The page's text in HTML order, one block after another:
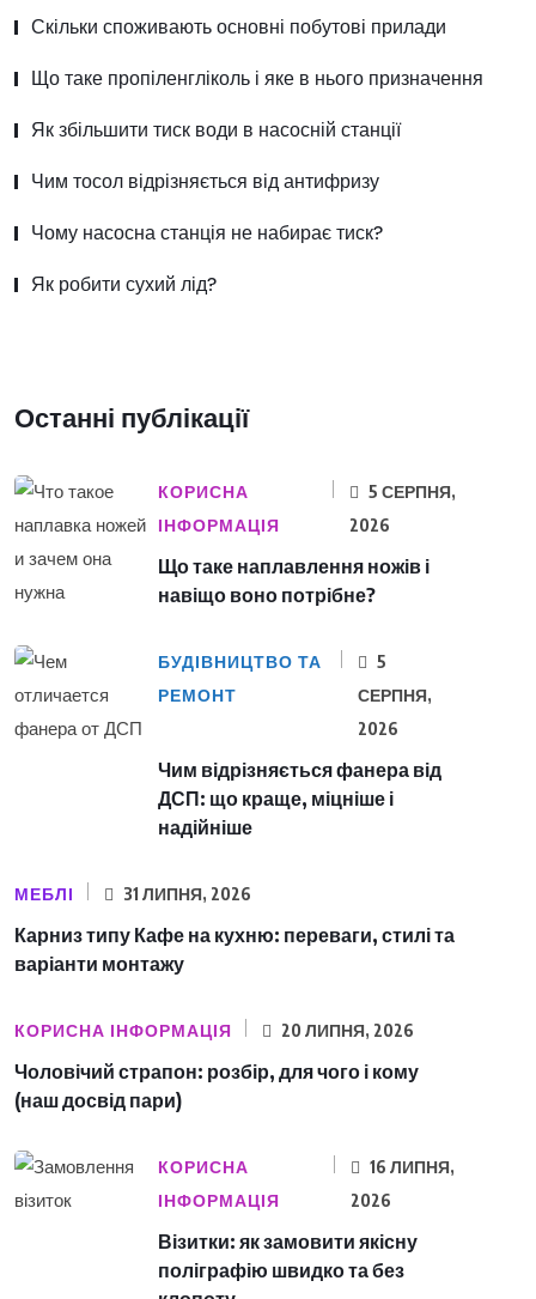
Скільки споживають основні побутові прилади
Що таке пропіленгліколь і яке в нього призначення
Як збільшити тиск води в насосній станції
Чим тосол відрізняється від антифризу
Чому насосна станція не набирає тиск?
Як робити сухий лід?
Останні публікації
КОРИСНА
ІНФОРМАЦІЯ
5 СЕРПНЯ,
2026
Що таке наплавлення ножів і
навіщо воно потрібне?
БУДІВНИЦТВО ТА
РЕМОНТ
5
СЕРПНЯ,
2026
Чим відрізняється фанера від
ДСП: що краще, міцніше і
надійніше
МЕБЛІ 31 ЛИПНЯ, 2026
Карниз типу Кафе на кухню: переваги, стилі та
варіанти монтажу
КОРИСНА ІНФОРМАЦІЯ 20 ЛИПНЯ, 2026
Чоловічий страпон: розбір, для чого і кому
(наш досвід пари)
КОРИСНА
ІНФОРМАЦІЯ
16 ЛИПНЯ,
2026
Візитки: як замовити якісну
поліграфію швидко та без